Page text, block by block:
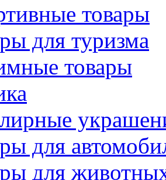
товары
для туризма
товары
для
для